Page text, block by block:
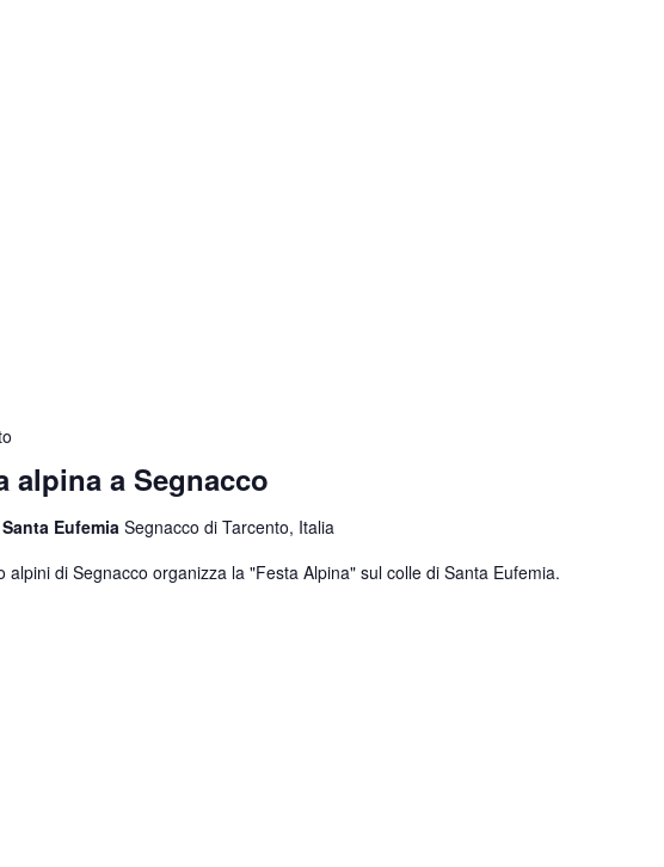
alpina a Segnacco
Eufemia Segnacco di Tarcento, Italia
alpini di Segnacco organizza la "Festa Alpina" sul colle di Santa Eufemia.